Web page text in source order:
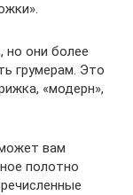
но они более
грумерам. Это
«модерн»,
вам
полотно